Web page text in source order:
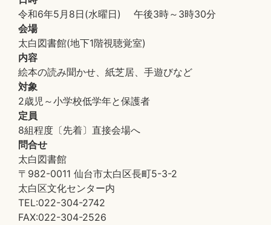
令和6年5月8日(水曜日) 午後3時～3時30分
会場
太白図書館(地下1階視聴覚室)
内容
絵本の読み聞かせ、紙芝居、手遊びなど
対象
2歳児～小学校低学年と保護者
定員
8組程度〔先着〕直接会場へ
問合せ
太白図書館
〒982-0011 仙台市太白区長町5-3-2
太白区文化センター内
TEL:022-304-2742
FAX:022-304-2526